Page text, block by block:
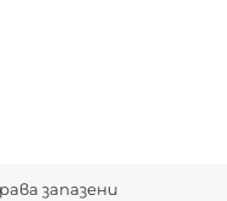
запазени